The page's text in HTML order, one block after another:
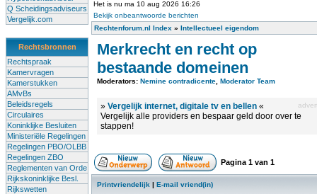
Q Scheidingsadviseurs
Vergelijk.com
Rechtsbronnen
Rechtspraak
Kamervragen
Kamerstukken
AMvBs
Beleidsregels
Circulaires
Koninklijke Besluiten
Ministeriële Regelingen
Regelingen PBO/OLBB
Regelingen ZBO
Reglementen van Orde
Rijkskoninklijke Besl.
Rijkswetten
Het is nu ma 10 aug 2026 16:26
Bekijk onbeantwoorde berichten
Rechtenforum.nl Index » Intellectueel eigendom
Merkrecht en recht op
bestaande domeinen
Moderators: Nemine contradicente Moderator Team
» Vergelijk internet, digitale tv en bellen «
Vergelijk alle providers en bespaar geld door over te
stappen!
Pagina 1 van 1
Printvriendelijk | E-mail vriend(in)